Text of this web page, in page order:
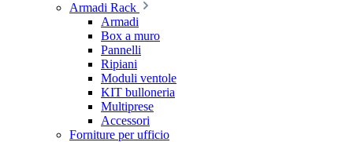
Armadi Rack
Armadi
Box a muro
Pannelli
Ripiani
Moduli ventole
KIT bulloneria
Multiprese
Accessori
Forniture per ufficio